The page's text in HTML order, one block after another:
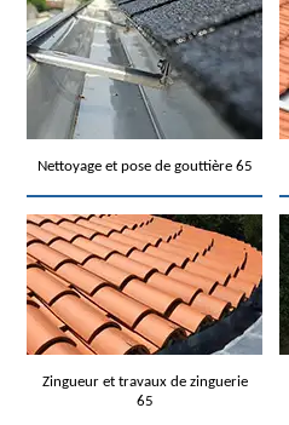
Nettoyage et pose de gouttière 65
Zingueur et travaux de zinguerie
65